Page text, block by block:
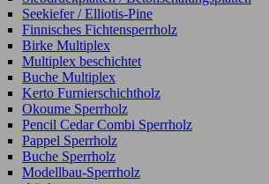
Seekiefer / Elliotis-Pine
Finnisches Fichtensperrholz
Birke Multiplex
Multiplex beschichtet
Buche Multiplex
Kerto Furnierschichtholz
Okoume Sperrholz
Pencil Cedar Combi Sperrholz
Pappel Sperrholz
Buche Sperrholz
Modellbau-Sperrholz